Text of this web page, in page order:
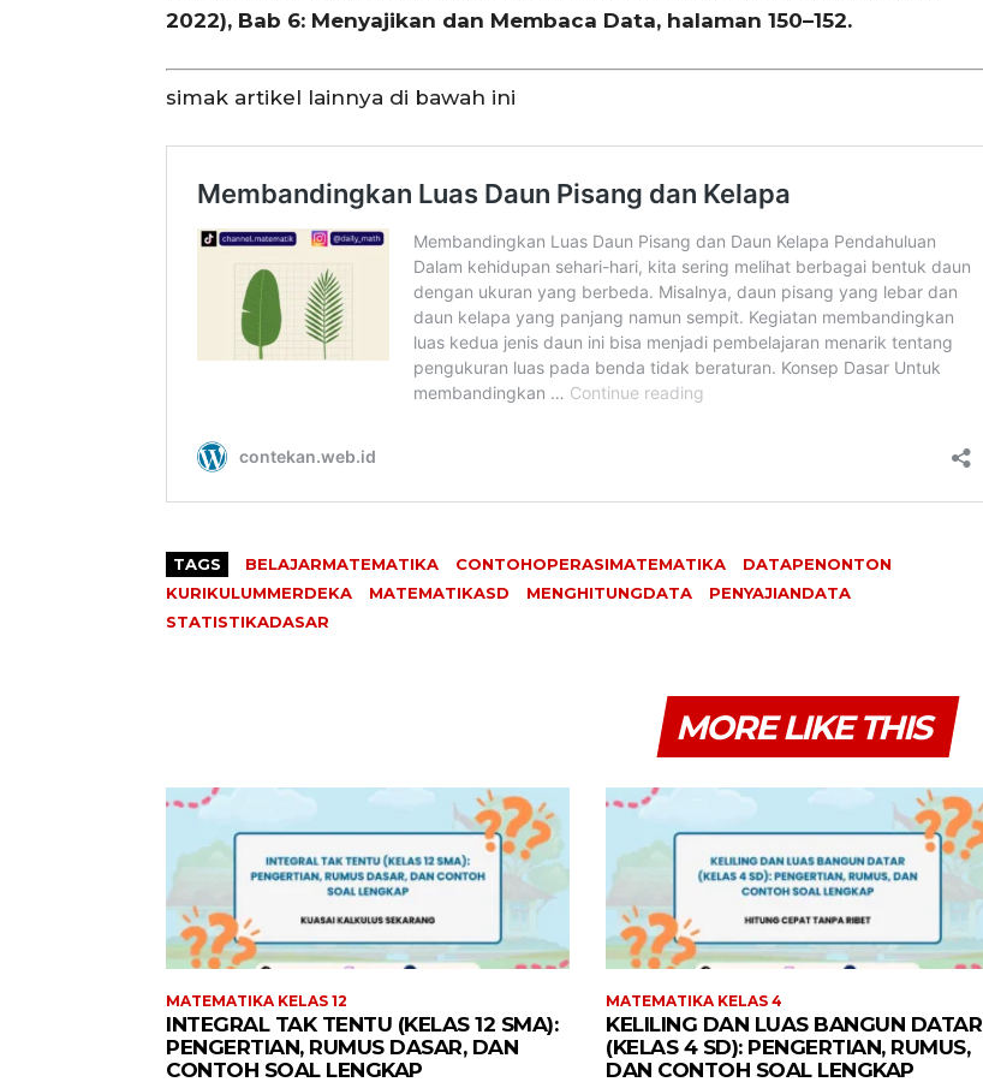
2022), Bab 6: Menyajikan dan Membaca Data, halaman 150–152.
simak artikel lainnya di bawah ini
TAGS BELAJARMATEMATIKA CONTOHOPERASIMATEMATIKA
DATAPENONTON
KURIKULUMMERDEKA
MATEMATIKASD MENGHITUNGDATA
PENYAJIANDATA
STATISTIKADASAR
MORE LIKE THIS
MATEMATIKA KELAS 12
INTEGRAL TAK TENTU (KELAS 12 SMA):
PENGERTIAN, RUMUS DASAR, DAN
CONTOH SOAL LENGKAP
MATEMATIKA KELAS 4
KELILING DAN LUAS BANGUN DATAR
(KELAS 4 SD): PENGERTIAN, RUMUS,
DAN CONTOH SOAL LENGKAP